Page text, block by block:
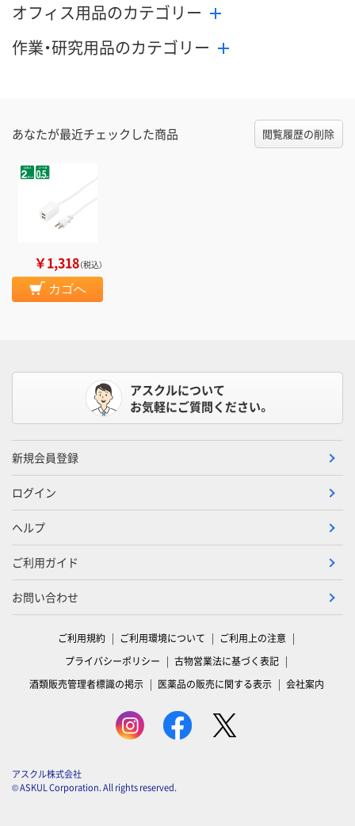
オフィス用品のカテゴリー
作業・研究用品のカテゴリー
あなたが最近チェックした商品 閲覧履歴の削除
￥1,318（税込）
カゴへ
アスクルについて
お気軽にご質問ください。
新規会員登録
ログイン
ヘルプ
ご利用ガイド
お問い合わせ
ご利用規約 ご利用環境について
ご利用上の注意
プライバシーポリシー
古物営業法に基づく表記
酒類販売管理者標識の掲示
医薬品の販売に関する表示 会社案内
アスクル株式会社
© ASKUL Corporation. All rights reserved.